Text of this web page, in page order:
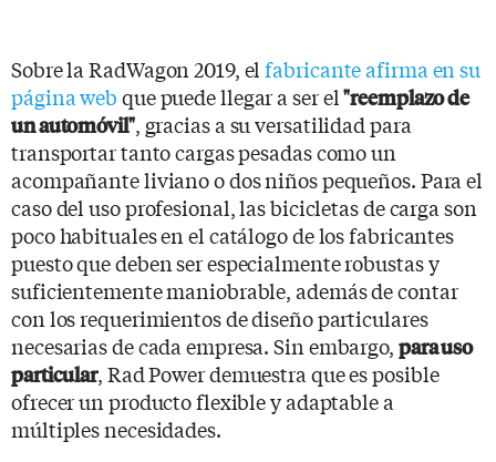
Sobre la RadWagon 2019, elfabricante afirma en su
página webque puede llegar a ser el"reemplazo de
un automóvil", gracias a su versatilidad para
transportar tanto cargas pesadas como un
acompañante liviano o dos niños pequeños. Para el
caso del uso profesional, las bicicletas de carga son
poco habituales en el catálogo de los fabricantes
puesto que deben ser especialmente robustas y
suficientemente maniobrable, además de contar
con los requerimientos de diseño particulares
necesarias de cada empresa. Sin embargo, para uso
particular, Rad Power demuestra que es posible
ofrecer un producto flexible y adaptable a
múltiples necesidades.